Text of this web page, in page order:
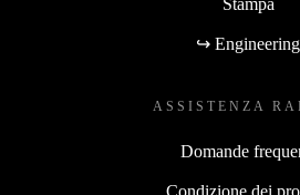
Stampa
↪ Engineering
ASSISTENZA
Domande